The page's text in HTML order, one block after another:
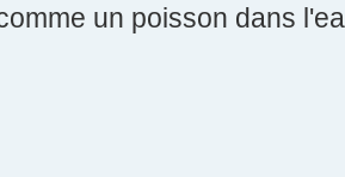
un poisson dans